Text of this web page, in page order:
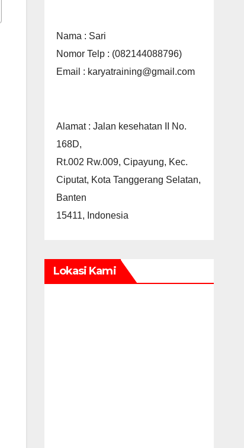
Nama : Sari
Nomor Telp : (082144088796)
Email : karyatraining@gmail.com
Alamat : Jalan kesehatan II No.
168D,
Rt.002 Rw.009, Cipayung, Kec.
Ciputat, Kota Tanggerang Selatan,
Banten
15411, Indonesia
Lokasi Kami